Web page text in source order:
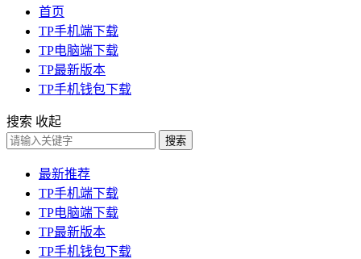
首页
TP手机端下载
TP电脑端下载
TP最新版本
TP手机钱包下载
搜索 收起
搜索
最新推荐
TP手机端下载
TP电脑端下载
TP最新版本
TP手机钱包下载